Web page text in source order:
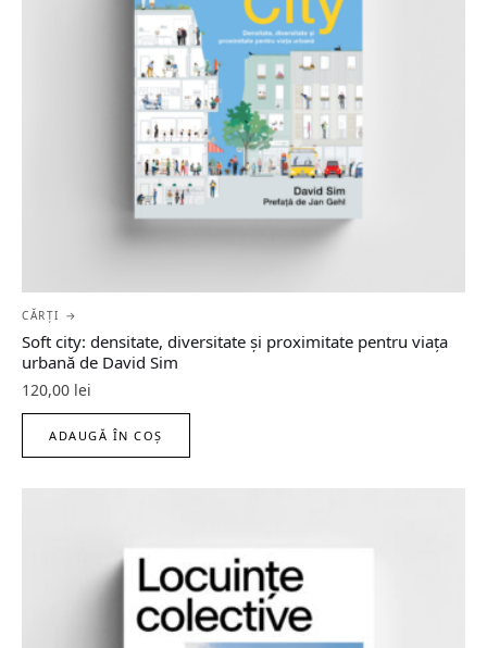
CĂRȚI →
Soft city: densitate, diversitate şi proximitate pentru viaţa
urbană de David Sim
120,00 lei
ADAUGĂ ÎN COȘ